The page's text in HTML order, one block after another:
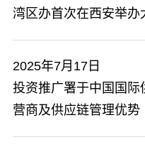
湾区办首次在西安举办
2025年7月17日
投资推广署于中国国
营商及供应链管理优势